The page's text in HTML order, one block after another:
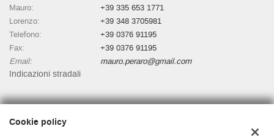
Mauro:
+39 335 653 1771
Lorenzo:
+39 348 3705981
Telefono:
+39 0376 91195
Fax:
+39 0376 91195
Email:
mauro.peraro@gmail.com
Indicazioni stradali
Dati fiscali:
Cookie policy